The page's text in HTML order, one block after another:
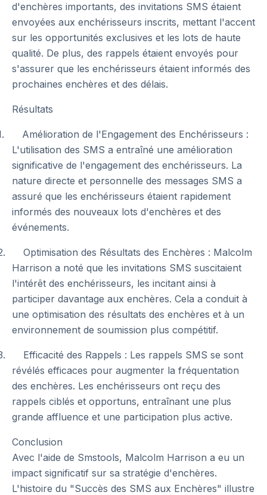
d'enchères importants, des invitations SMS étaient
envoyées aux enchérisseurs inscrits, mettant l'accent
sur les opportunités exclusives et les lots de haute
qualité. De plus, des rappels étaient envoyés pour
s'assurer que les enchérisseurs étaient informés des
prochaines enchères et des délais.
Résultats
Amélioration de l'Engagement des Enchérisseurs :
L'utilisation des SMS a entraîné une amélioration
significative de l'engagement des enchérisseurs. La
nature directe et personnelle des messages SMS a
assuré que les enchérisseurs étaient rapidement
informés des nouveaux lots d'enchères et des
événements.
Optimisation des Résultats des Enchères : Malcolm
Harrison a noté que les invitations SMS suscitaient
l'intérêt des enchérisseurs, les incitant ainsi à
participer davantage aux enchères. Cela a conduit à
une optimisation des résultats des enchères et à un
environnement de soumission plus compétitif.
Efficacité des Rappels : Les rappels SMS se sont
révélés efficaces pour augmenter la fréquentation
des enchères. Les enchérisseurs ont reçu des
rappels ciblés et opportuns, entraînant une plus
grande affluence et une participation plus active.
Conclusion
Avec l'aide de Smstools, Malcolm Harrison a eu un
impact significatif sur sa stratégie d'enchères.
L'histoire du "Succès des SMS aux Enchères" illustre